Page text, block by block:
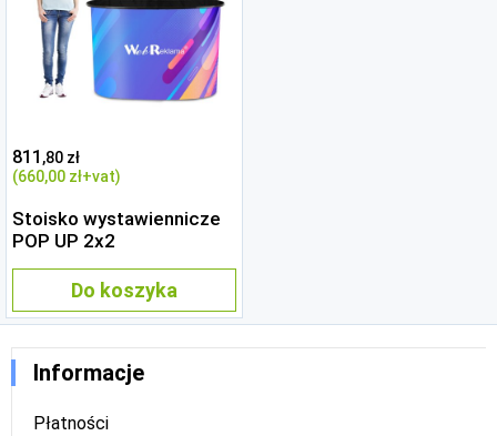
811 ,80 zł
(660,00 zł+vat)
Stoisko wystawiennicze
POP UP 2x2
Do koszyka
Informacje
Płatności